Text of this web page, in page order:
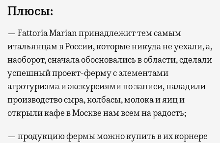
Плюсы:
— Fattoria Marian принадлежит тем самым
итальянцам в России, которые никуда не уехали, а,
наоборот, сначала обосновались в области, сделали
успешный проект-ферму с элементами
агротуризма и экскурсиями по записи, наладили
производство сыра, колбасы, молока и яиц и
открыли кафе в Москве нам всем на радость;
— продукцию фермы можно купить в их корнере